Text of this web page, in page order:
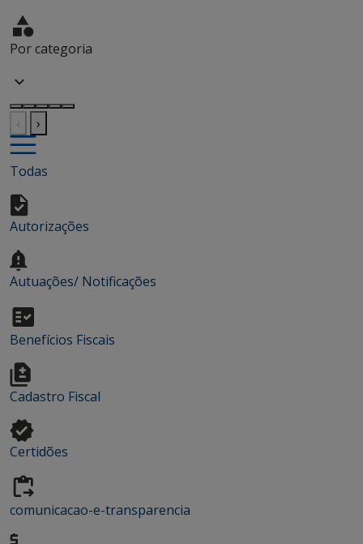
Por categoria
‹ ›
Todas
Autorizações
Autuações/ Notificações
Benefícios Fiscais
Cadastro Fiscal
Certidões
comunicacao-e-transparencia